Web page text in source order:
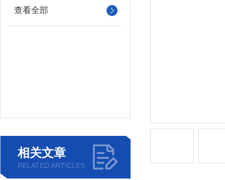
查看全部
相关文章
RELATED ARTICLES